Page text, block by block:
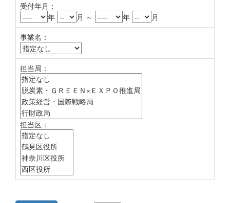
受付年月：
年
月 ～ 年
月
事業名：
担当局：
担当区：